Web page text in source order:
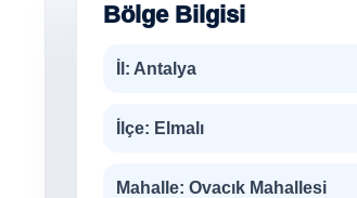
Bölge Bilgisi
İl: Antalya
İlçe: Elmalı
Mahalle: Ovacık Mahallesi